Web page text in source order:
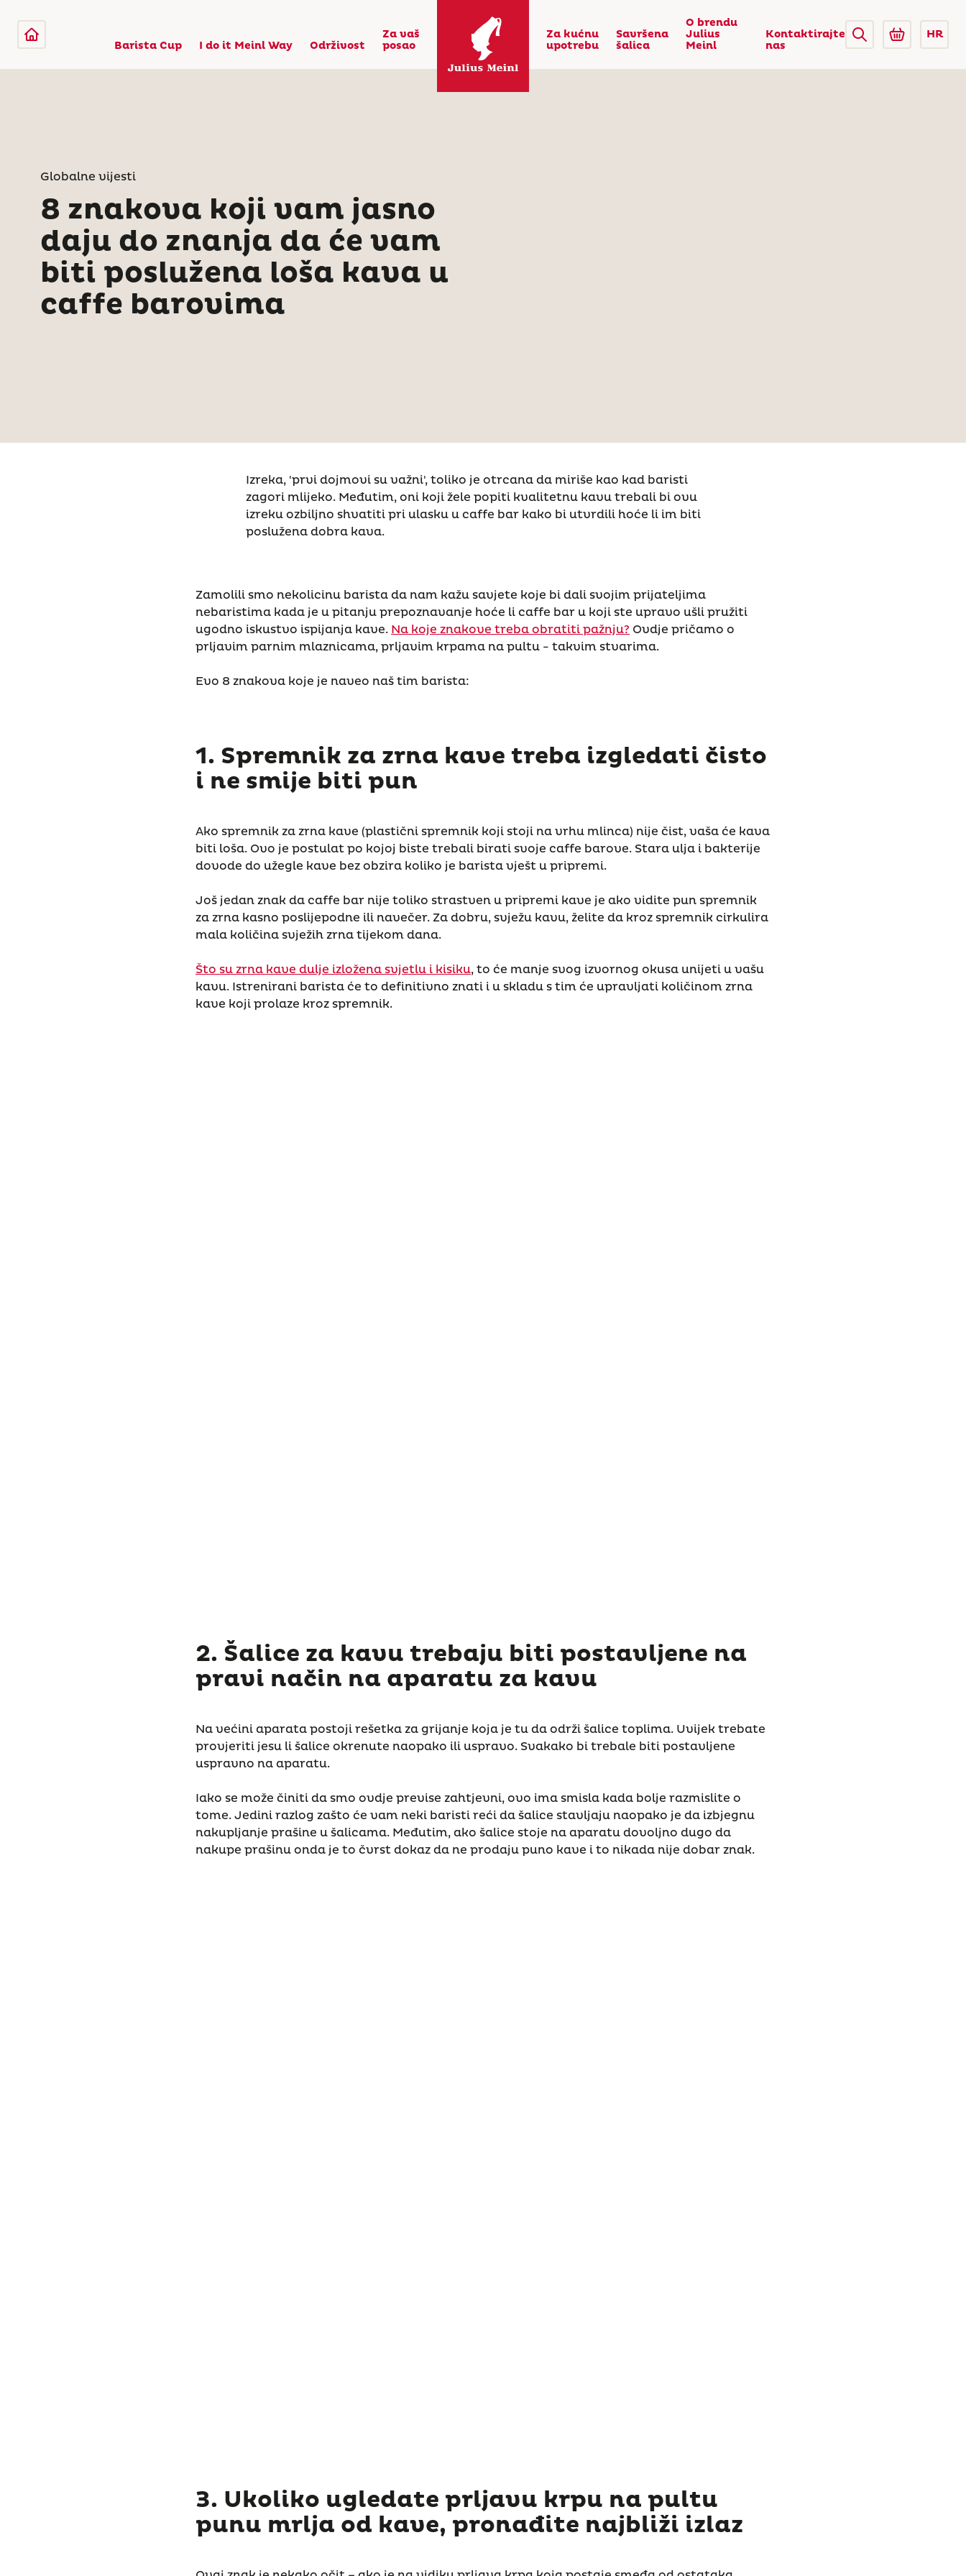
Barista Cup I do it Meinl Way Održivost
Za vaš
posao
Za kućnu
upotrebu
Savršena
šalica
O brendu
Julius
Meinl
Kontaktirajte
nas
HR
Globalne vijesti
8 znakova koji vam jasno
daju do znanja da će vam
biti poslužena loša kava u
caffe barovima
Izreka, 'prvi dojmovi su važni', toliko je otrcana da miriše kao kad baristi
zagori mlijeko. Međutim, oni koji žele popiti kvalitetnu kavu trebali bi ovu
izreku ozbiljno shvatiti pri ulasku u caffe bar kako bi utvrdili hoće li im biti
poslužena dobra kava.
Zamolili smo nekolicinu barista da nam kažu savjete koje bi dali svojim prijateljima
nebaristima kada je u pitanju prepoznavanje hoće li caffe bar u koji ste upravo ušli pružiti
ugodno iskustvo ispijanja kave. Na koje znakove treba obratiti pažnju? Ovdje pričamo o
prljavim parnim mlaznicama, prljavim krpama na pultu - takvim stvarima.
Evo 8 znakova koje je naveo naš tim barista:
1. Spremnik za zrna kave treba izgledati čisto
i ne smije biti pun
Ako spremnik za zrna kave (plastični spremnik koji stoji na vrhu mlinca) nije čist, vaša će kava
biti loša. Ovo je postulat po kojoj biste trebali birati svoje caffe barove. Stara ulja i bakterije
dovode do užegle kave bez obzira koliko je barista vješt u pripremi.
Još jedan znak da caffe bar nije toliko strastven u pripremi kave je ako vidite pun spremnik
za zrna kasno poslijepodne ili navečer. Za dobru, svježu kavu, želite da kroz spremnik cirkulira
mala količina svježih zrna tijekom dana.
Što su zrna kave dulje izložena svjetlu i kisiku, to će manje svog izvornog okusa unijeti u vašu
kavu. Istrenirani barista će to definitivno znati i u skladu s tim će upravljati količinom zrna
kave koji prolaze kroz spremnik.
2. Šalice za kavu trebaju biti postavljene na
pravi način na aparatu za kavu
Na većini aparata postoji rešetka za grijanje koja je tu da održi šalice toplima. Uvijek trebate
provjeriti jesu li šalice okrenute naopako ili uspravo. Svakako bi trebale biti postavljene
uspravno na aparatu.
Iako se može činiti da smo ovdje previse zahtjevni, ovo ima smisla kada bolje razmislite o
tome. Jedini razlog zašto će vam neki baristi reći da šalice stavljaju naopako je da izbjegnu
nakupljanje prašine u šalicama. Međutim, ako šalice stoje na aparatu dovoljno dugo da
nakupe prašinu onda je to čvrst dokaz da ne prodaju puno kave i to nikada nije dobar znak.
3. Ukoliko ugledate prljavu krpu na pultu
punu mrlja od kave, pronađite najbliži izlaz